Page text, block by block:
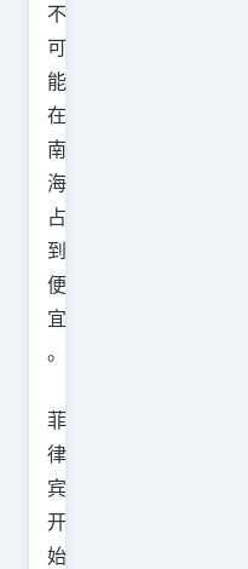
不
可
能
在
南
海
占
到
便
宜
。
菲
律
宾
开
始